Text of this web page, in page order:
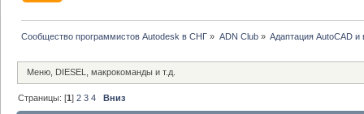
Сообщество программистов Autodesk в СНГ » ADN Club» Адаптация AutoCAD и
Меню, DIESEL, макрокоманды и т.д.
Страницы: [1]2 3 4 Вниз